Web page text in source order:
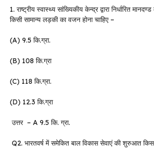
1. राष्ट्रीय स्वास्थ्य सांख्यिकीय केन्द्र द्वारा निर्धारित
किसी सामान्य लड़की का वजन होना चाहिए –
(A) 9.5 कि.ग्रा.
(B) 108 कि.ग्रा
(C) 118 कि.ग्रा.
(D) 12.3 कि.ग्रा
उत्तर – A 9.5 कि. ग्रा.
Q2. भारतवर्ष में समेकित बाल विकास सेवाएं की शुरुआत